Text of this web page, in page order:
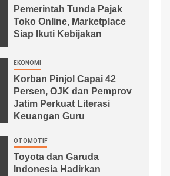
Pemerintah Tunda Pajak
Toko Online, Marketplace
Siap Ikuti Kebijakan
EKONOMI
Korban Pinjol Capai 42
Persen, OJK dan Pemprov
Jatim Perkuat Literasi
Keuangan Guru
OTOMOTIF
Toyota dan Garuda
Indonesia Hadirkan